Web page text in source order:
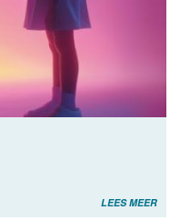
LEES MEER